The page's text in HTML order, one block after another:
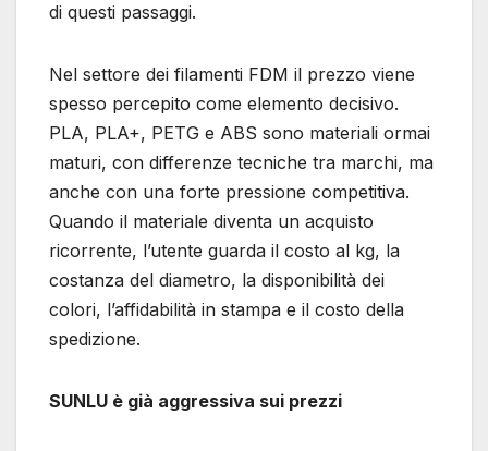
di questi passaggi.
Nel settore dei filamenti FDM il prezzo viene
spesso percepito come elemento decisivo.
PLA, PLA+, PETG e ABS sono materiali ormai
maturi, con differenze tecniche tra marchi, ma
anche con una forte pressione competitiva.
Quando il materiale diventa un acquisto
ricorrente, l’utente guarda il costo al kg, la
costanza del diametro, la disponibilità dei
colori, l’affidabilità in stampa e il costo della
spedizione.
SUNLU è già aggressiva sui prezzi